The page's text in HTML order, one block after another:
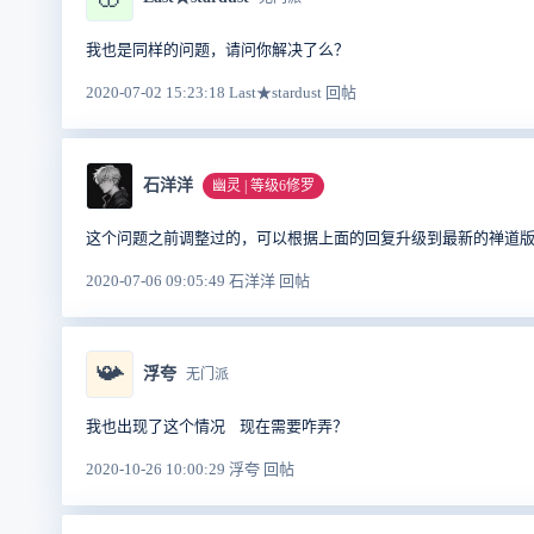
我也是同样的问题，请问你解决了么？
2020-07-02 15:23:18 Last★stardust 回帖
石洋洋 幽灵 | 等级6修罗
这个问题之前调整过的，可以根据上面的回复升级到最新的禅道
2020-07-06 09:05:49 石洋洋 回帖
📯 浮夸 无门派
我也出现了这个情况 现在需要咋弄？
2020-10-26 10:00:29 浮夸 回帖